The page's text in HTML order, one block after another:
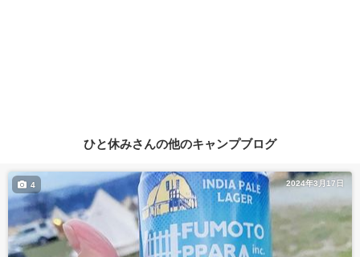
ひと休みさんの他のキャンプブログ
2024年3月17日
4